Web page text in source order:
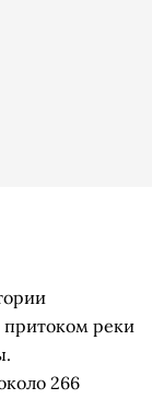
притоком реки
266